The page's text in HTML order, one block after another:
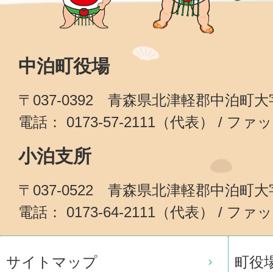
中泊町役場
〒037-0392 青森県北津軽郡中泊町大
電話： 0173-57-2111（代表） / ファ
小泊支所
〒037-0522 青森県北津軽郡中泊町大
電話： 0173-64-2111（代表） / ファ
サイトマップ 町役